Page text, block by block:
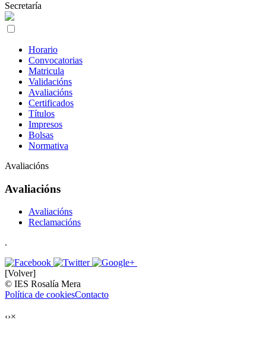
Secretaría
Horario
Convocatorias
Matricula
Validacións
Avaliacións
Certificados
Títulos
Impresos
Bolsas
Normativa
Avaliacións
Avaliacións
Avaliacións
Reclamacións
.
[Volver]
© IES Rosalía Mera
Política de cookiesContacto
‹›×